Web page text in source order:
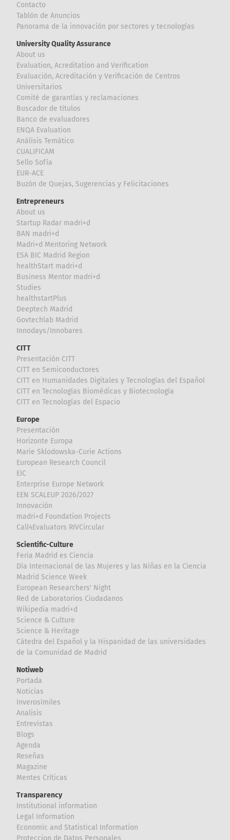
Contacto
Tablón de Anuncios
Panorama de la innovación por sectores y tecnologías
University Quality Assurance
About us
Evaluation, Acreditation and Verification
Evaluación, Acreditación y Verificación de Centros
Universitarios
Comité de garantías y reclamaciones
Buscador de títulos
Banco de evaluadores
ENQA Evaluation
Análisis Temático
CUALIFICAM
Sello Sofía
EUR-ACE
Buzón de Quejas, Sugerencias y Felicitaciones
Entrepreneurs
About us
Startup Radar madri+d
BAN madri+d
Madri+d Mentoring Network
ESA BIC Madrid Region
healthStart madri+d
Business Mentor madri+d
Studies
healthstartPlus
Deeptech Madrid
Govtechlab Madrid
Innodays/Innobares
CITT
Presentación CITT
CITT en Semiconductores
CITT en Humanidades Digitales y Tecnologías del Español
CITT en Tecnologías Biomédicas y Biotecnología
CITT en Tecnologías del Espacio
Europe
Presentación
Horizonte Europa
Marie Sklodowska-Curie Actions
European Research Council
EIC
Enterprise Europe Network
EEN SCALEUP 2026/2027
Innovación
madri+d Foundation Projects
Call4Evaluators RIVCircular
Scientific-Culture
Feria Madrid es Ciencia
Día Internacional de las Mujeres y las Niñas en la Ciencia
Madrid Science Week
European Researchers' Night
Red de Laboratorios Ciudadanos
Wikipedia madri+d
Science & Culture
Science & Heritage
Cátedra del Español y la Hispanidad de las universidades
de la Comunidad de Madrid
Notiweb
Portada
Noticias
Inverosímiles
Analisis
Entrevistas
Blogs
Agenda
Reseñas
Magazine
Mentes Críticas
Transparency
Institutional information
Legal Information
Economic and Statistical Information